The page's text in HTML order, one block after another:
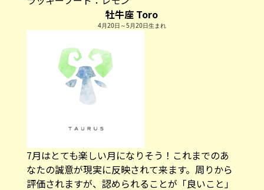
牡牛座 Toro
4月20日～5月20日生まれ
7月はとても楽しい月になりそう！これまでのあ
なたの誠意が現実に反映されて来ます。周りから
評価されますが、認められることが「良いこと」